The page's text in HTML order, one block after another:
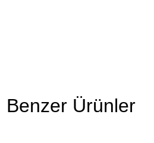
Benzer Ürünler